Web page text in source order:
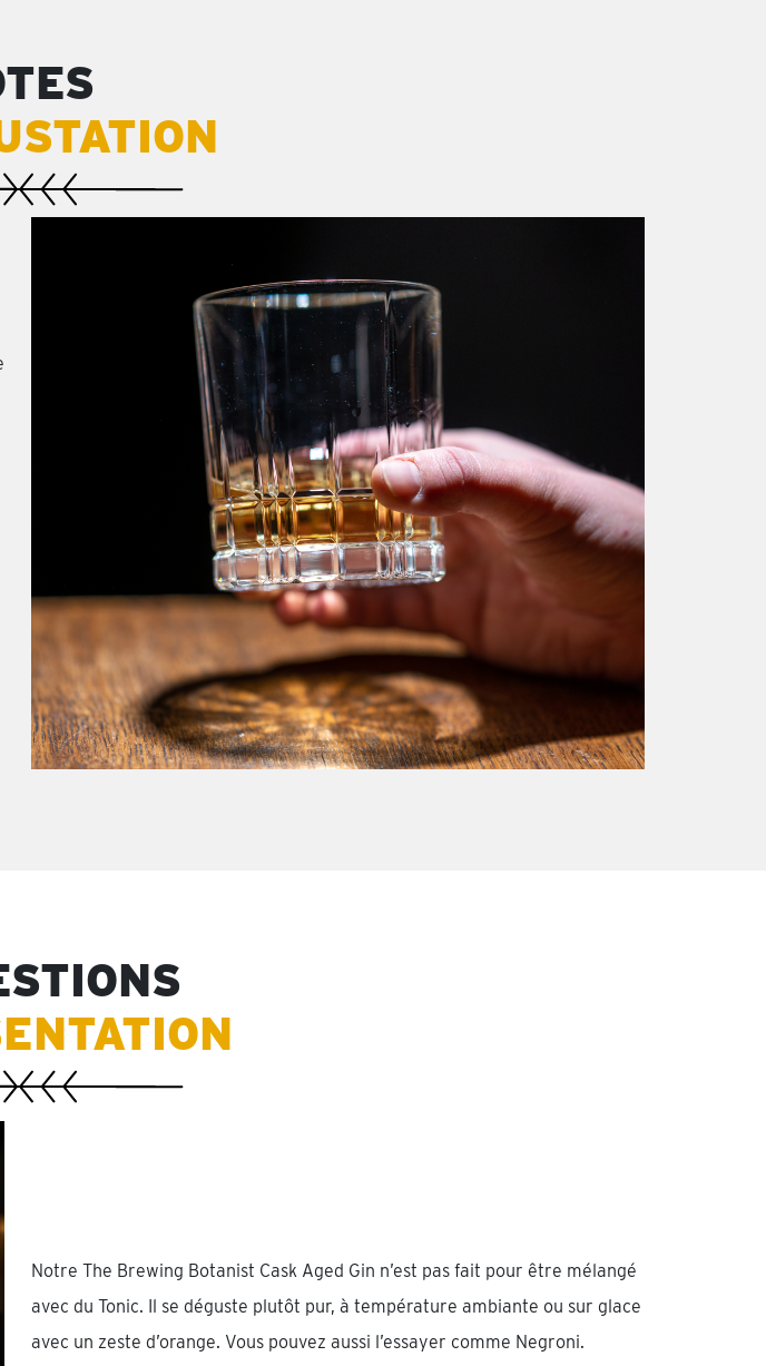
Notre The Brewing Botanist Cask Aged Gin n’est pas fait pour être mélangé
avec du Tonic. Il se déguste plutôt pur, à température ambiante ou sur glace
avec un zeste d’orange. Vous pouvez aussi l’essayer comme Negroni.